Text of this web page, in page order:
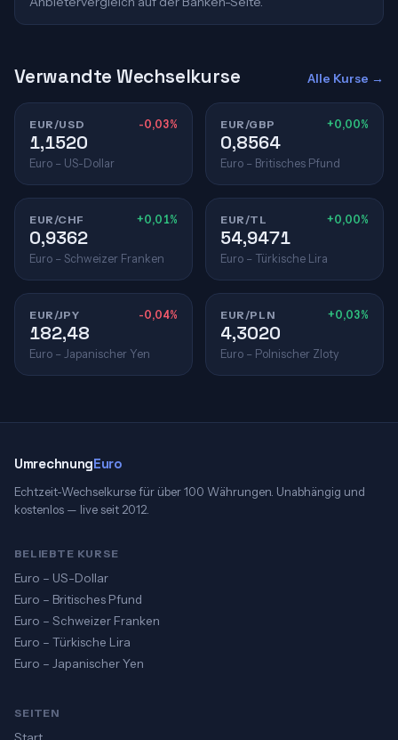
Verwandte Wechselkurse Alle Kurse →
EUR/USD -0,03%
1,1520
Euro – US-Dollar
EUR/GBP +0,00%
0,8564
Euro – Britisches Pfund
EUR/CHF +0,01%
0,9362
Euro – Schweizer Franken
EUR/TL +0,00%
54,9471
Euro – Türkische Lira
EUR/JPY -0,04%
182,48
Euro – Japanischer Yen
EUR/PLN +0,03%
4,3020
Euro – Polnischer Zloty
UmrechnungEuro
Echtzeit-Wechselkurse für über 100 Währungen. Unabhängig und
kostenlos — live seit 2012.
BELIEBTE KURSE
Euro – US-Dollar
Euro – Britisches Pfund
Euro – Schweizer Franken
Euro – Türkische Lira
Euro – Japanischer Yen
SEITEN